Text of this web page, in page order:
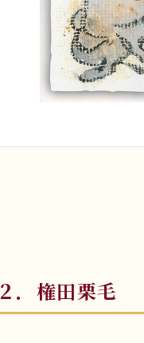
２．権田栗毛